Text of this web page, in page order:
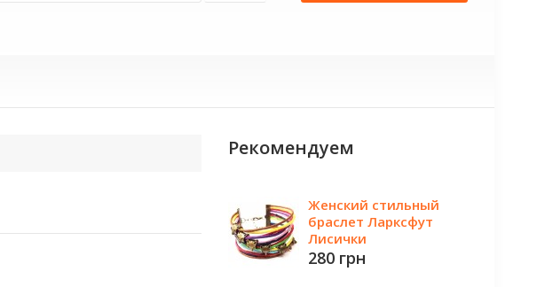
Рекомендуем
Женский стильный
браслет Ларксфут
Лисички
280 грн